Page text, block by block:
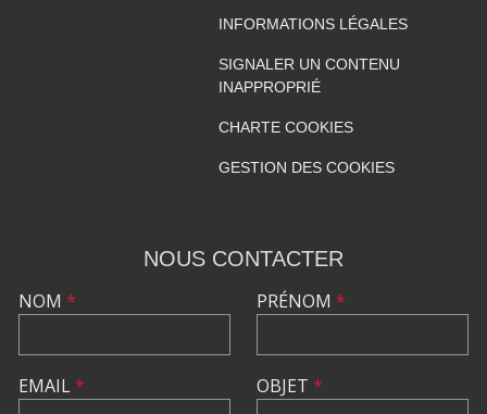
INFORMATIONS LÉGALES
SIGNALER UN CONTENU
INAPPROPRIÉ
CHARTE COOKIES
GESTION DES COOKIES
NOUS CONTACTER
NOM *
EMAIL*
PRÉNOM *
OBJET *